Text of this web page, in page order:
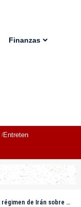
Finanzas
Entretenimiento
de Irán sobre Kuwait